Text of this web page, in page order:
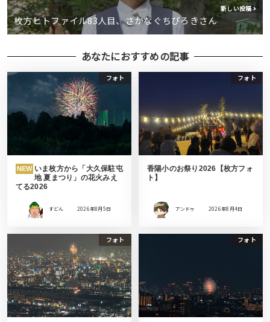
新しい投稿
枚方ヒトファイル83人目、さかなぐちぴろきさん
あなたにおすすめの記事
フォト
NEW いま枚方から「大久保駐屯
地 夏まつり」の花火みえ
てる2026
すどん 2026年8月5日
フォト
香陽小のお祭り2026【枚方フォ
ト】
アンドゥ 2026年8月4日
フォト フォト